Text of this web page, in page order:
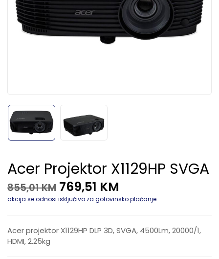
Acer Projektor X1129HP SVGA
855,01KM 769,51 KM
akcija se odnosi isključivo za gotovinsko plaćanje
Acer projektor X1129HP DLP 3D, SVGA, 4500Lm, 20000/1,
HDMI, 2.25kg